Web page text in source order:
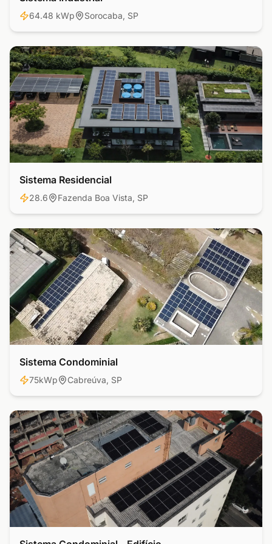
64.48 kWp Sorocaba, SP
Residencial
Sistema Residencial
28.6 Fazenda Boa Vista, SP
Residencial
Sistema Condominial
75kWp Cabreúva, SP